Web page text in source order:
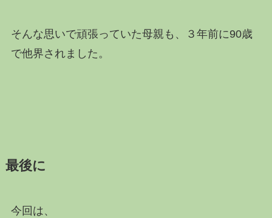
そんな思いで頑張っていた母親も、３年前に90歳
で他界されました。
最後に
今回は、